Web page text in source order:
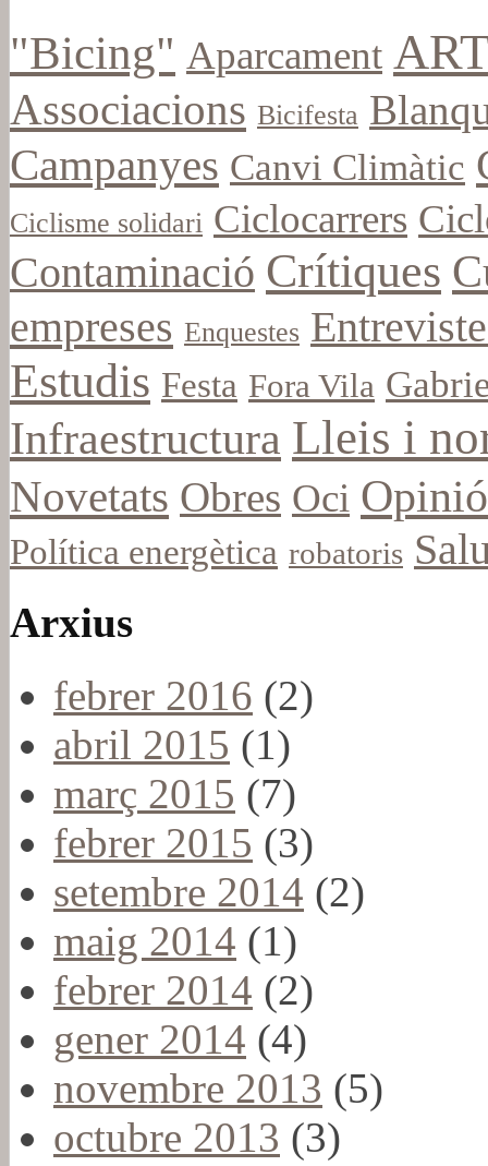
"Bicing" Aparcament
Associacions Bicifesta
Campanyes Canvi Climàtic
Ciclisme solidari Ciclocarrers
Contaminació Crítiques
empreses Enquestes
Estudis Festa Fora Vila
Infraestructura Lleis i
Novetats Obres Oci Opinió
Política energètica robatoris
Arxius
febrer 2016 (2)
abril 2015 (1)
març 2015 (7)
febrer 2015 (3)
setembre 2014 (2)
maig 2014 (1)
febrer 2014 (2)
gener 2014 (4)
novembre 2013 (5)
octubre 2013 (3)